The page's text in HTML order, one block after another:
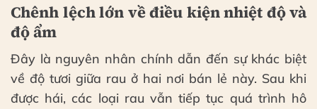
Chênh lệch lớn về điều kiện nhiệt độ và
độ ẩm
Đây là nguyên nhân chính dẫn đến sự khác biệt
về độ tươi giữa rau ở hai nơi bán lẻ này. Sau khi
được hái, các loại rau vẫn tiếp tục quá trình hô